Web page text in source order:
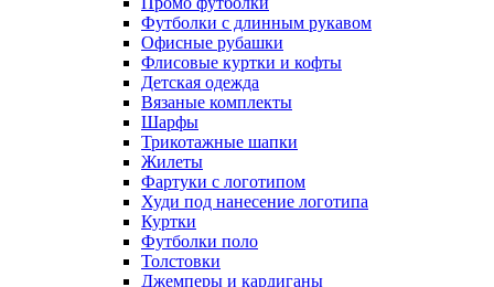
Футболки с длинным рукавом
Офисные рубашки
Флисовые куртки и кофты
Детская одежда
Вязаные комплекты
Шарфы
Трикотажные шапки
Жилеты
Фартуки с логотипом
Худи под нанесение логотипа
Куртки
Футболки поло
Толстовки
Джемперы и кардиганы